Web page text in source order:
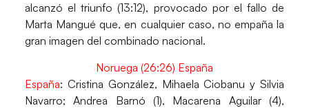
alcanzó el triunfo (13:12), provocado por el fallo de
Marta Mangué que, en cualquier caso, no empaña la
gran imagen del combinado nacional.
Noruega (26:26) España
España: Cristina González, Mihaela Ciobanu y Silvia
Navarro; Andrea Barnó (1), Macarena Aguilar (4),